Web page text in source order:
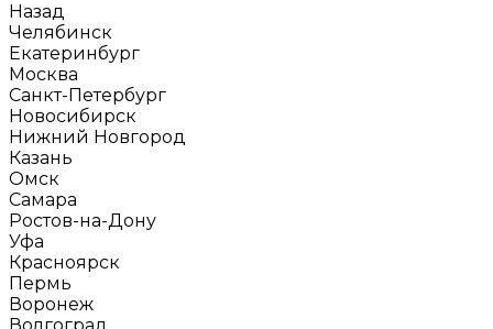
Назад
Челябинск
Екатеринбург
Москва
Санкт-Петербург
Новосибирск
Нижний Новгород
Казань
Омск
Самара
Ростов-на-Дону
Уфа
Красноярск
Пермь
Воронеж